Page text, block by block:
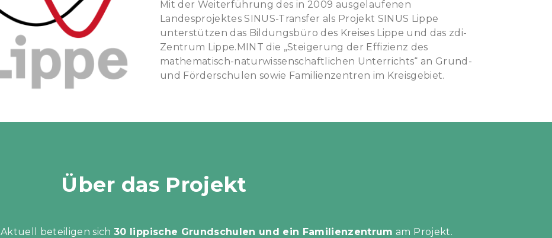
Mit der Weiterführung des in 2009 ausgelaufenen
Landesprojektes SINUS-Transfer als Projekt SINUS Lippe
unterstützen das Bildungsbüro des Kreises Lippe und das zdi-
Zentrum Lippe.MINT die „Steigerung der Effizienz des
mathematisch-naturwissenschaftlichen Unterrichts“ an Grund-
und Förderschulen sowie Familienzentren im Kreisgebiet.
Über das Projekt
Aktuell beteiligen sich30 lippische Grundschulen und ein Familienzentrum am Projekt.